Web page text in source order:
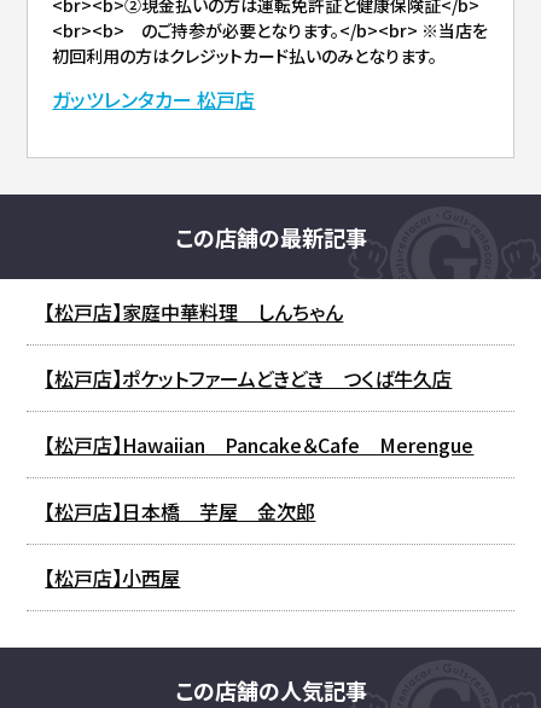
<br><b>②現金払いの方は運転免許証と健康保険証</b>
<br><b> のご持参が必要となります。</b><br> ※当店を
初回利用の方はクレジットカード払いのみとなります。
ガッツレンタカー 松戸店
この店舗の最新記事
【松戸店】家庭中華料理 しんちゃん
【松戸店】ポケットファームどきどき つくば牛久店
【松戸店】Hawaiian Pancake＆Cafe Merengue
【松戸店】日本橋 芋屋 金次郎
【松戸店】小西屋
この店舗の人気記事